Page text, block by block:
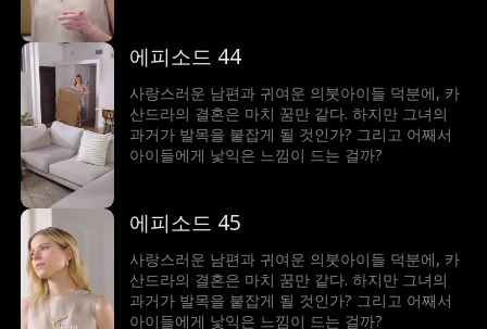
에피소드 44
사랑스러운 남편과 귀여운 의붓아이들 덕분에, 카
산드라의 결혼은 마치 꿈만 같다. 하지만 그녀의
과거가 발목을 붙잡게 될 것인가? 그리고 어째서
아이들에게 낯익은 느낌이 드는 걸까?
에피소드 45
사랑스러운 남편과 귀여운 의붓아이들 덕분에, 카
산드라의 결혼은 마치 꿈만 같다. 하지만 그녀의
과거가 발목을 붙잡게 될 것인가? 그리고 어째서
아이들에게 낯익은 느낌이 드는 걸까?